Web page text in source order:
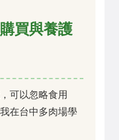
買與養護
可以忽略食用
在台中多肉場學